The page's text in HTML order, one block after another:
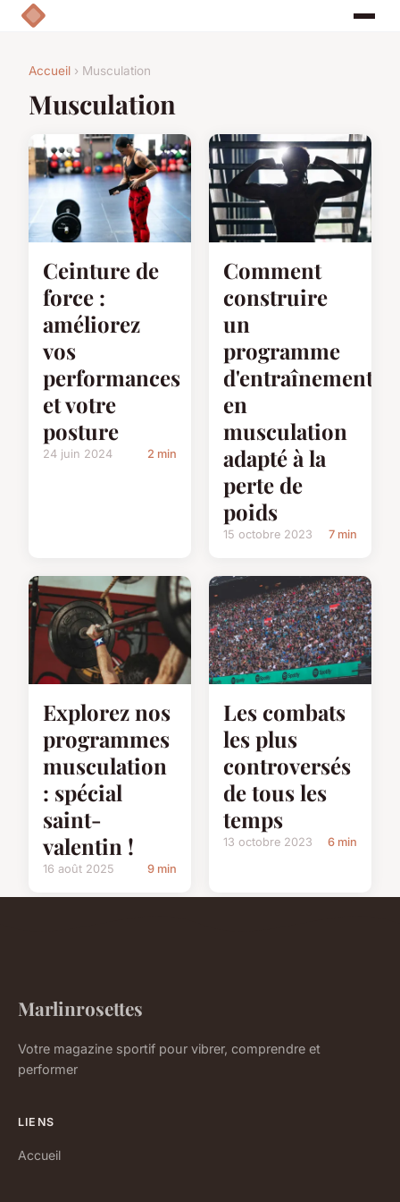
Accueil › Musculation
Musculation
Ceinture de
force :
améliorez
vos
performances
et votre
posture
24 juin 2024 2 min
Comment
construire
un
programme
d'entraînement
en
musculation
adapté à la
perte de
poids
15 octobre 2023 7 min
Explorez nos
programmes
musculation
: spécial
saint-
valentin !
16 août 2025 9 min
Les combats
les plus
controversés
de tous les
temps
13 octobre 2023 6 min
Marlinrosettes
Votre magazine sportif pour vibrer, comprendre et
performer
LIENS
Accueil